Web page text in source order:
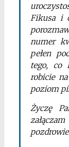
Fikusa i
numer
pełen
tego, co
robicie
poziom
Życzę